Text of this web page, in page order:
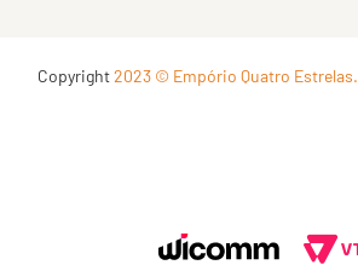
Copyright2023 © Empório Quatro Estrelas.